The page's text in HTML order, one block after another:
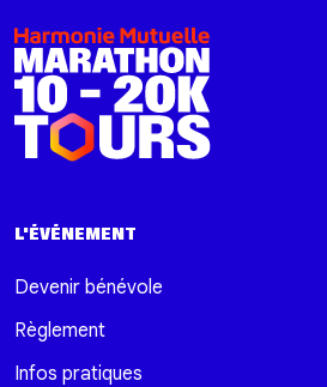
L'ÉVÉNEMENT
Devenir bénévole
Règlement
Infos pratiques